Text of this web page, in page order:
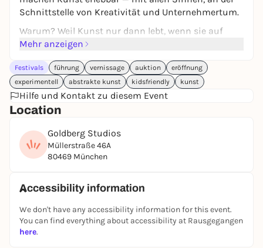
Schnittstelle von Kreativität und Unternehmertum.
Warum? Weil Kunst nur dann lebt, wenn sie auf
Menschen trifft. Wir bringen Künstler:innen,
schaffen einen Raum, in dem alle drei voneinander
lernen können.
Programm:
Freitag — Opening Night (ab 18:00):
Vernissage + Live Musik · Immersive Kunst-
Samstag — Pool & Party:
Pool Lounge Party (ab 15:00) · Segafredo Coffee Bar
(ab 15:00) · Gelato Rad · Tattooing ganztags · Live Art
Siebträgermaschine ganztags · Create Your Scent
Mehr anzeigen
Festivals führung vernissage auktion
eröffnung
experimentell
abstrakte kunst kidsfriendly kunst
Hilfe und Kontakt zu diesem Event
Location
Goldberg Studios
Müllerstraße 46A
80469 München
Accessibility information
We don't have any accessibility information for this event.
You can find everything about accessibility at Rausgegangen
here.